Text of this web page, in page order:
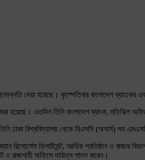
দেয়া হয়েছে। বৃহস্পতিবার বাংলাদেশ
হয়েছে। এতদিন তিনি বাংলাদেশ ব্যাংক, মতিঝিল
ঢাকা বিশ্ববিদ্যালয় থেকে বিএসসি (অনার্স) সহ
ডিপার্টমেন্ট, আর্থিক প্রতিষ্ঠান ও বাজার
ও রাজশাহী অফিসে দায়িত্ব পালন করেন।